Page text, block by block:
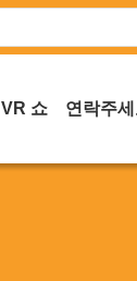
VR 쇼 연락주세